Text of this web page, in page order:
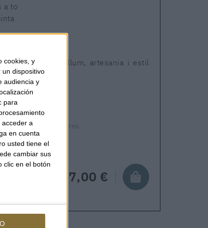
cookies, y
un dispositivo
audiencia y
para
a
en cuenta
usted tiene el
cambiar sus
clic en el botón
a to
que combina llum, artesania i estil
en 24-48 hores.
187,00 €